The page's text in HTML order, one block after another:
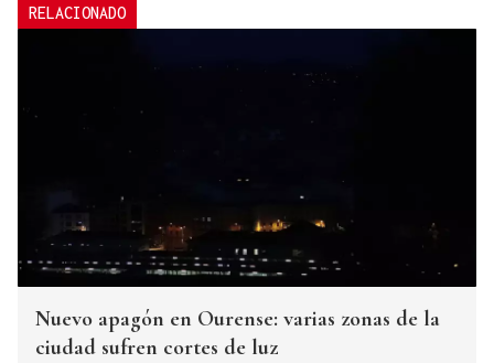
RELACIONADO
Nuevo apagón en Ourense: varias zonas de la
ciudad sufren cortes de luz